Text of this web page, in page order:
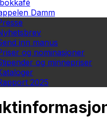
Damm
inn manus
og nominasjoner
og minnepriser
2025